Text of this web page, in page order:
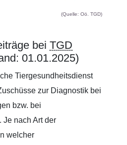
(Quelle: Oö. TGD)
bei TGD
01.01.2025)
Tiergesundheitsdienst
zur Diagnostik bei
bzw. bei
Je nach Art der
welcher